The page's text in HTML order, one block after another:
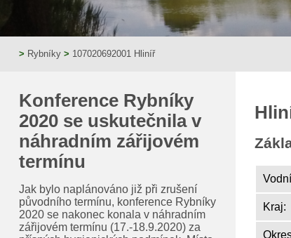
> Rybníky> 107020692001 Hliníř
Konference Rybníky
2020 se uskutečnila v
náhradním zářijovém
termínu
Jak bylo naplánováno již při zrušení
původního termínu, konference Rybníky
2020 se nakonec konala v náhradním
zářijovém termínu (17.-18.9.2020) za
Kraj: